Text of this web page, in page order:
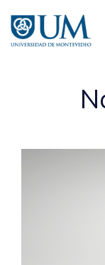
contenido
principal